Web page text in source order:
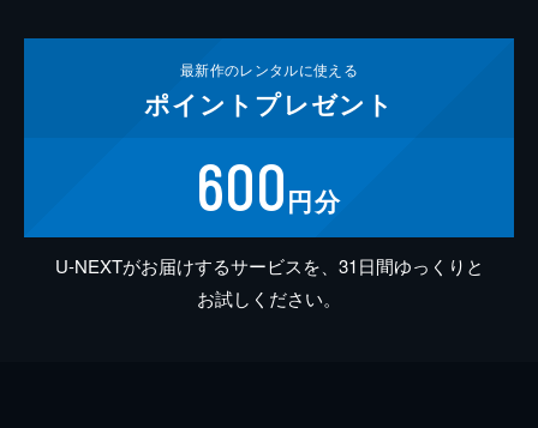
最新作のレンタルに使える
ポイント プレゼント
600円分
U-NEXTがお届けするサービスを、31日間ゆっくりと
お試しください。